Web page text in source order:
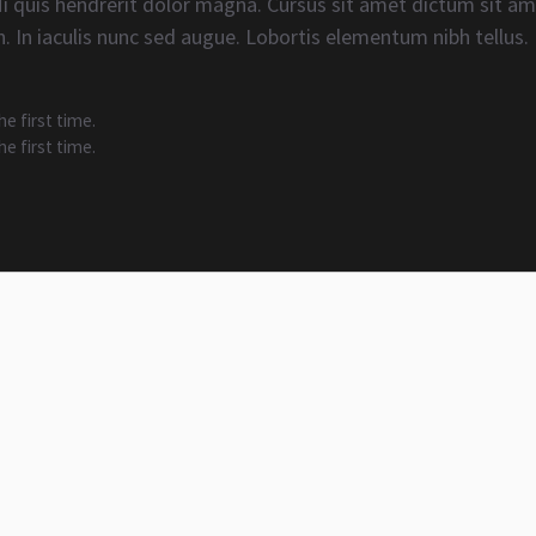
In iaculis nunc sed augue. Lobortis elementum nibh tellus.
first time.
first time.